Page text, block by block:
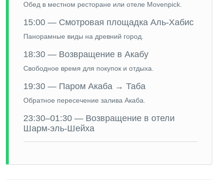
Обед в местном ресторане или отеле Movenpick.
15:00 — Смотровая площадка Аль-Хабис
Панорамные виды на древний город.
18:30 — Возвращение в Акабу
Свободное время для покупок и отдыха.
19:30 — Паром Акаба → Таба
Обратное пересечение залива Акаба.
23:30–01:30 — Возвращение в отели
Шарм-эль-Шейха